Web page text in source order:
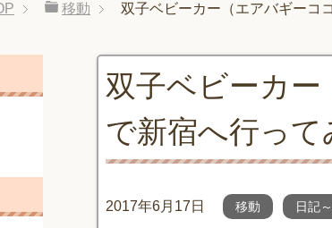
移動 双子ベビーカー（エアバギーコ
双子ベビーカ
で新宿へ行って
2017年6月17日 移動 日記